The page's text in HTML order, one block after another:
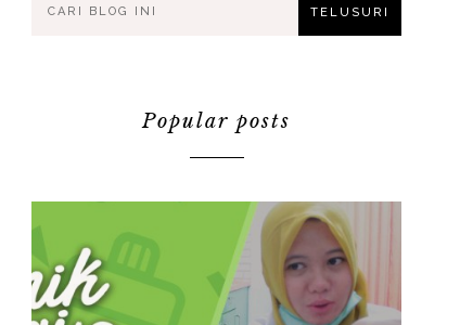
Popular posts